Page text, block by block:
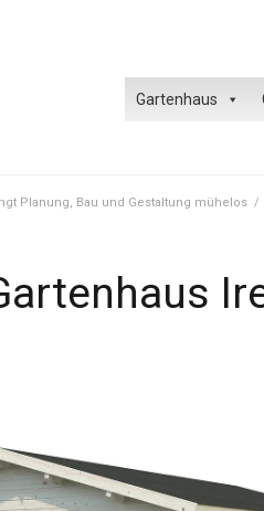
Gartenhaus
Planung, Bau und Gestaltung mühelos /